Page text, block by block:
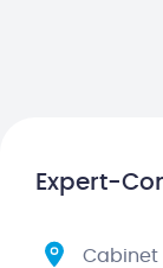
Expert-
Cabinet